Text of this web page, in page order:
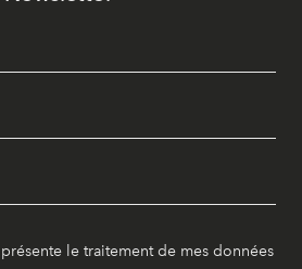
le traitement de mes données